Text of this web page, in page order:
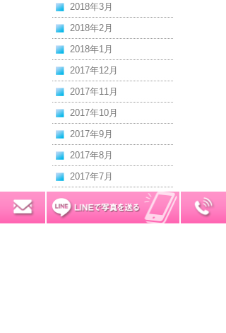
2018年3月
2018年2月
2018年1月
2017年12月
2017年11月
2017年10月
2017年9月
2017年8月
2017年7月
無料お見積り 0120-7034-32